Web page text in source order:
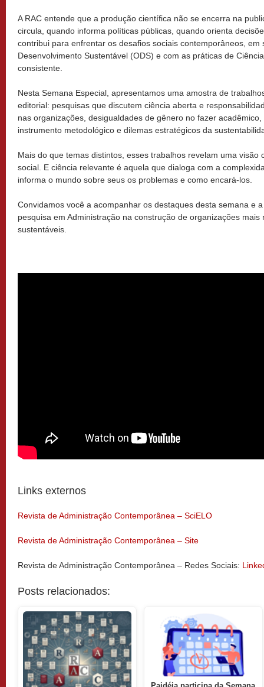
A RAC entende que a produção científica não se encerra na
circula, quando informa políticas públicas, quando orienta
contribui para enfrentar os desafios sociais contemporâneos, em
Desenvolvimento Sustentável (ODS) e com as práticas de
consistente.
Nesta Semana Especial, apresentamos uma amostra de
editorial: pesquisas que discutem ciência aberta e
nas organizações, desigualdades de gênero no fazer
instrumento metodológico e dilemas estratégicos da
Mais do que temas distintos, esses trabalhos revelam uma visão
social. E ciência relevante é aquela que dialoga com a
informa o mundo sobre seus os problemas e como encará-los.
Convidamos você a acompanhar os destaques desta semana e
pesquisa em Administração na construção de organizações mais
sustentáveis.
Links externos
Revista de Administração Contemporânea – SciELO
Revista de Administração Contemporânea – Site
Revista de Administração Contemporânea – Redes Sociais:
Posts relacionados: